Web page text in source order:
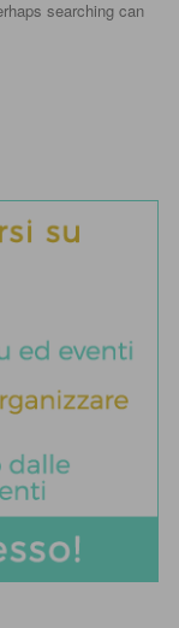
searching can